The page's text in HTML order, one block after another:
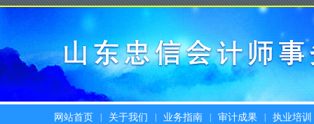
网站首页 关于我们 业务指南 审计成果 执业培训